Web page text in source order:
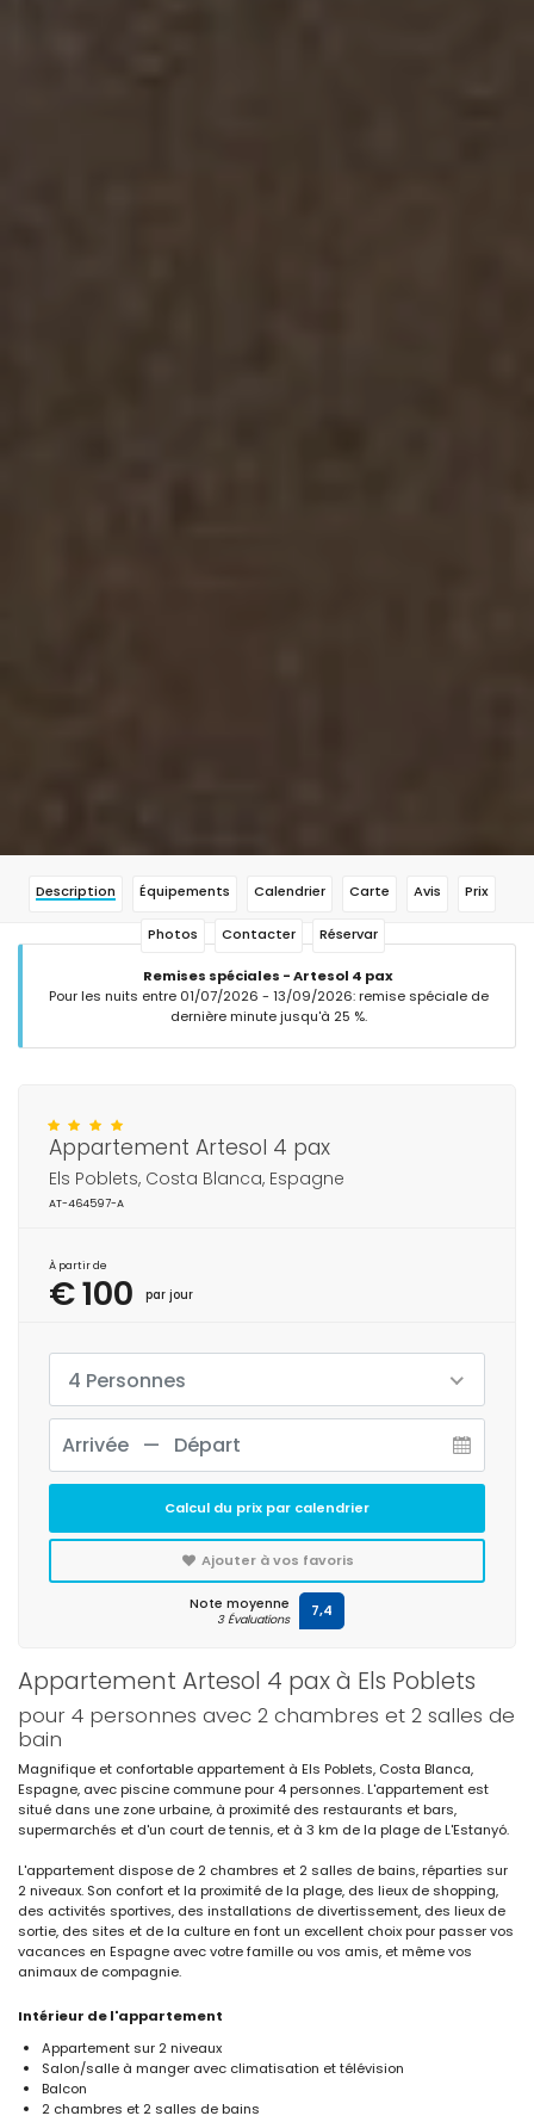
Description Équipements Calendrier Carte Avis Prix
Photos Contacter Réservar
Remises spéciales - Artesol 4 pax
Pour les nuits entre 01/07/2026 - 13/09/2026: remise spéciale de
dernière minute jusqu'à 25 %.
Appartement Artesol 4 pax à Els Poblets
pour 4 personnes avec 2 chambres et 2 salles de
bain
Magnifique et confortable appartement à Els Poblets, Costa Blanca,
Espagne, avec piscine commune pour 4 personnes. L'appartement est
situé dans une zone urbaine, à proximité des restaurants et bars,
supermarchés et d'un court de tennis, et à 3 km de la plage de L'Estanyó.
L'appartement dispose de 2 chambres et 2 salles de bains, réparties sur
2 niveaux. Son confort et la proximité de la plage, des lieux de shopping,
des activités sportives, des installations de divertissement, des lieux de
sortie, des sites et de la culture en font un excellent choix pour passer vos
vacances en Espagne avec votre famille ou vos amis, et même vos
animaux de compagnie.
Intérieur de l'appartement
Appartement sur 2 niveaux
Salon/salle à manger avec climatisation et télévision
Balcon
2 chambres et 2 salles de bains
Appartement Artesol 4 pax
Els Poblets, Costa Blanca, Espagne
AT-464597-A
À partir de
€ 100 par jour
4 Personnes
Calcul du prix par calendrier
Ajouter à vos favoris
Note moyenne
3 Évaluations 7,4